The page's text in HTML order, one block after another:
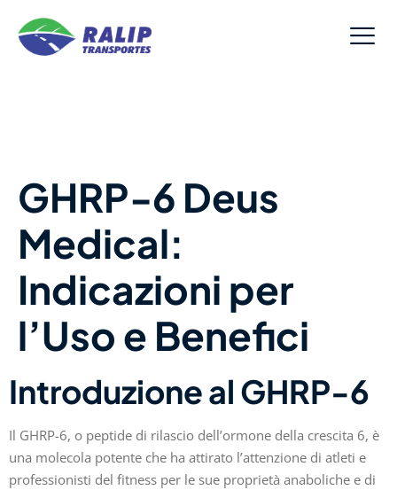
GHRP-6 Deus
Medical:
Indicazioni per
l’Uso e Benefici
Introduzione al GHRP-6
Il GHRP-6, o peptide di rilascio dell’ormone della crescita 6, è
una molecola potente che ha attirato l’attenzione di atleti e
professionisti del fitness per le sue proprietà anaboliche e di